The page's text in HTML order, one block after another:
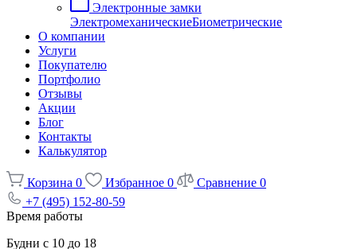
Электронные замки
ЭлектромеханическиеБиометрические
О компании
Услуги
Покупателю
Портфолио
Отзывы
Акции
Блог
Контакты
Калькулятор
Корзина 0 Избранное 0 Сравнение 0
+7 (495) 152-80-59
Время работы
Будни с 10 до 18